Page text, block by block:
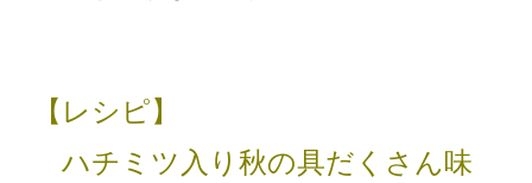
【レシピ】
ハチミツ入り秋の具だくさん味